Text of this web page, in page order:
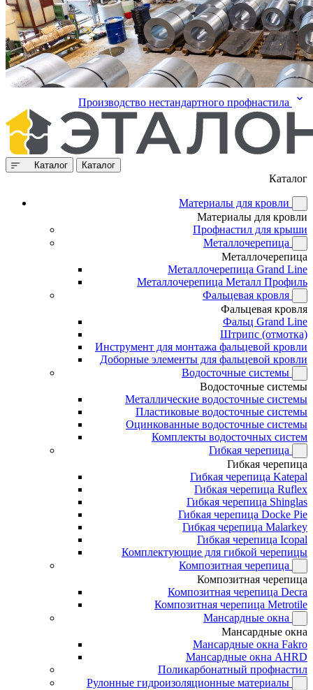
Производство нестандартного профнастила
Каталог Каталог
Каталог
Материалы для кровли
Материалы для кровли
Профнастил для крыши
Металлочерепица
Металлочерепица
Металлочерепица Grand Line
Металлочерепица Металл Профиль
Фальцевая кровля
Фальцевая кровля
Фальц Grand Line
Штрипс (отмотка)
Инструмент для монтажа фальцевой кровли
Доборные элементы для фальцевой кровли
Водосточные системы
Водосточные системы
Металлические водосточные системы
Пластиковые водосточные системы
Оцинкованные водосточные системы
Комплекты водосточных систем
Гибкая черепица
Гибкая черепица
Гибкая черепица Katepal
Гибкая черепица Ruflex
Гибкая черепица Shinglas
Гибкая черепица Docke Pie
Гибкая черепица Malarkey
Гибкая черепица Icopal
Комплектующие для гибкой черепицы
Композитная черепица
Композитная черепица
Композитная черепица Decra
Композитная черепица Metrotile
Мансардные окна
Мансардные окна
Мансардные окна Fakro
Мансардные окна AHRD
Поликарбонатный профнастил
Рулонные гидроизоляционные материалы